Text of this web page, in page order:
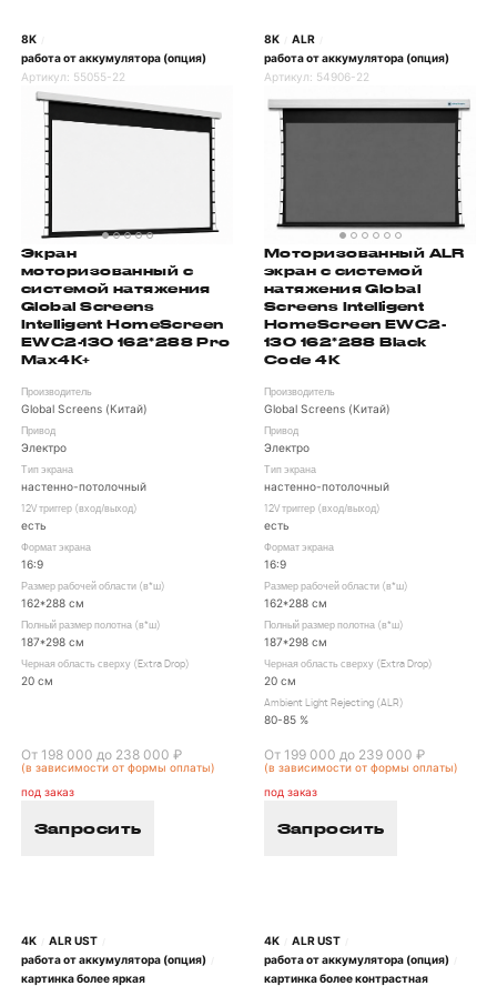
8K
работа от аккумулятора (опция)
Артикул: 55055-22
Экран
моторизованный с
системой натяжения
Global Screens
Intelligent HomeScreen
EWC2-130 162*288 Pro
Max4K+
Производитель
Global Screens (Китай)
Привод
Электро
Тип экрана
настенно-потолочный
12V триггер (вход/выход)
есть
Формат экрана
16:9
Размер рабочей области (в*ш)
162*288 см
Полный размер полотна (в*ш)
187*298 см
Черная область сверху (Extra Drop)
20 см
От 198 000 до 238 000 ₽
(в зависимости от формы оплаты)
под заказ
Запросить
8K ALR
работа от аккумулятора (опция)
Артикул: 54906-22
Моторизованный ALR
экран с системой
натяжения Global
Screens Intelligent
HomeScreen EWC2-
130 162*288 Black
Code 4K
Производитель
Global Screens (Китай)
Привод
Электро
Тип экрана
настенно-потолочный
12V триггер (вход/выход)
есть
Формат экрана
16:9
Размер рабочей области (в*ш)
162*288 см
Полный размер полотна (в*ш)
187*298 см
Черная область сверху (Extra Drop)
20 см
Ambient Light Rejecting (ALR)
80-85 %
От 199 000 до 239 000 ₽
(в зависимости от формы оплаты)
под заказ
Запросить
4K ALR UST
работа от аккумулятора (опция)
картинка более яркая
4K ALR UST
работа от аккумулятора (опция)
картинка более контрастная